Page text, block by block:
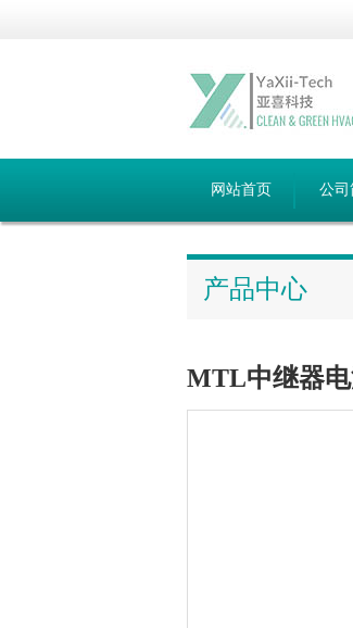
网站首页 公司
产品中心
MTL中继器